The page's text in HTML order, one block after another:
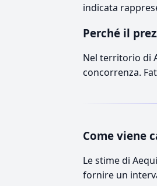
indicata
Perché il
Nel territorio di
concorrenza.
Come viene
Le stime di
fornire un